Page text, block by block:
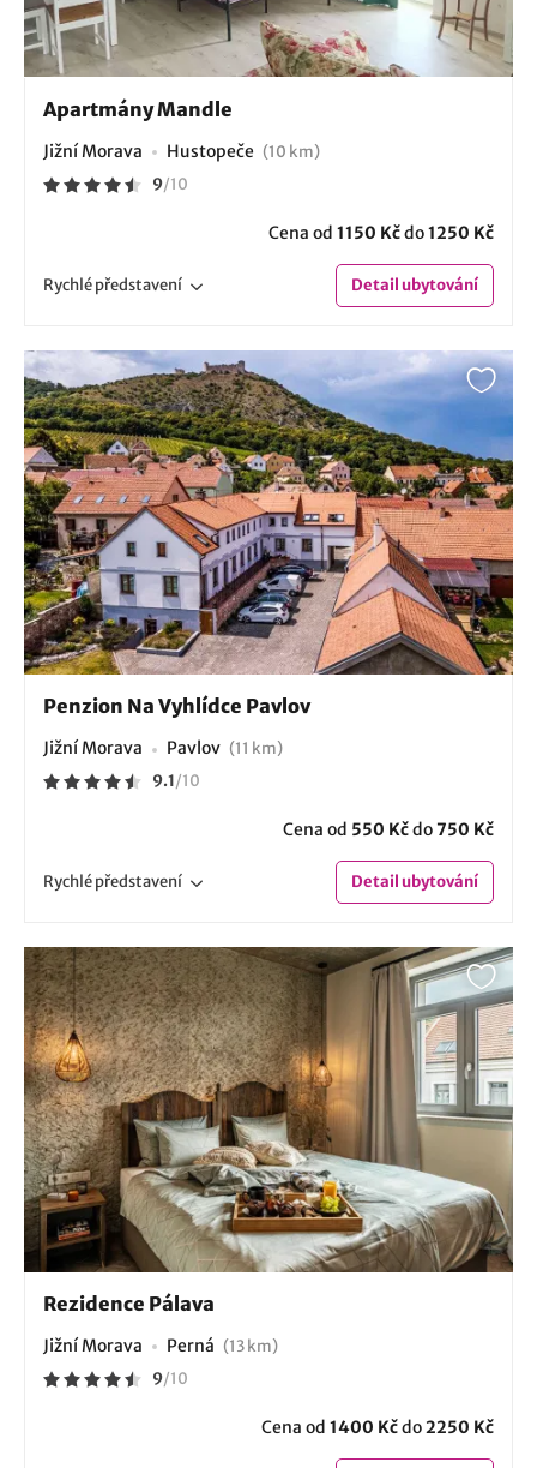
Apartmány Mandle
Jižní Morava Hustopeče (10 km)
9/10
Cena od 1150 Kčdo1250 Kč
Rychlépředstavení Detailubytování
Penzion Na Vyhlídce Pavlov
Jižní Morava Pavlov (11 km)
9.1/10
Cena od 550 Kčdo750 Kč
Rychlépředstavení Detailubytování
Rezidence Pálava
Jižní Morava Perná (13 km)
9/10
Cena od 1400 Kčdo2250 Kč